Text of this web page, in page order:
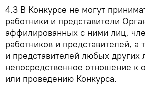
4.3 В Конкурсе не могут
работники и представители
аффилированных с ними лиц,
работников и представителей, а
и представителей любых
непосредственное отношение к
или проведению Конкурса.